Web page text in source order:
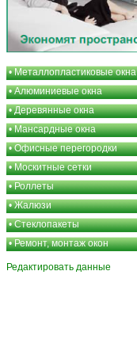
•Металлопластиковые окна
•Алюминиевые окна
•Деревянные окна
•Мансардные окна
•Офисные перегородки
•Москитные сетки
•Роллеты
•Жалюзи
•Стеклопакеты
•Ремонт, монтаж окон
Редактировать данные